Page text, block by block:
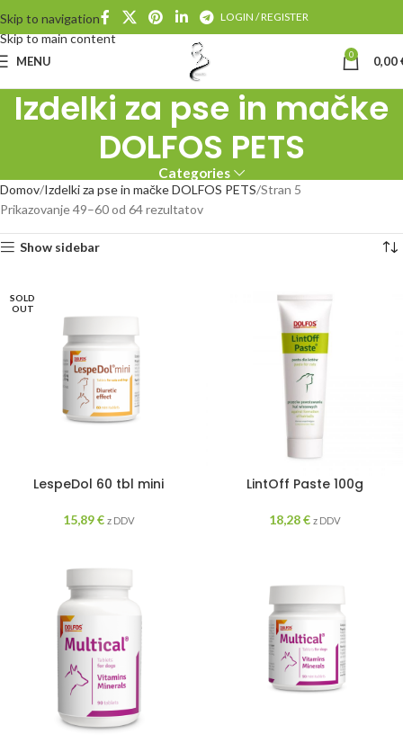
Skip to navigation
Skip to main content
LOGIN / REGISTER
MENU 0 0,00
Izdelki za pse in mačke
DOLFOS PETS
Categories
Domov Izdelki za pse in mačke DOLFOS PETS Stran 5
Prikazovanje 49–60 od 64 rezultatov
Show sidebar
SOLD
OUT
LespeDol 60 tbl mini
15,89€ z DDV
LintOff Paste 100g
18,28€ z DDV